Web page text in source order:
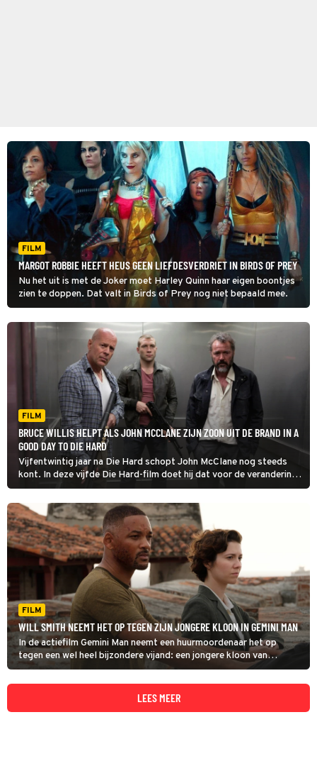
FILM
MARGOT ROBBIE HEEFT HEUS GEEN LIEFDESVERDRIET IN BIRDS OF PREY
Nu het uit is met de Joker moet Harley Quinn haar eigen boontjes
zien te doppen. Dat valt in Birds of Prey nog niet bepaald mee.
FILM
BRUCE WILLIS HELPT ALS JOHN MCCLANE ZIJN ZOON UIT DE BRAND IN A
GOOD DAY TO DIE HARD
Vijfentwintig jaar na Die Hard schopt John McClane nog steeds
kont. In deze vijfde Die Hard-film doet hij dat voor de verandering
een keer in Rusland.
FILM
WILL SMITH NEEMT HET OP TEGEN ZIJN JONGERE KLOON IN GEMINI MAN
In de actiefilm Gemini Man neemt een huurmoordenaar het op
tegen een wel heel bijzondere vijand: een jongere kloon van
zichzelf.
LEES MEER